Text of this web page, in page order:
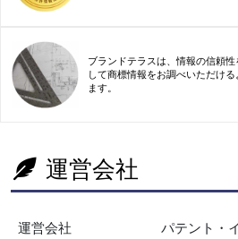
ブランドテラスは、情報の信頼
して商標情報をお調べいただけ
ます。
運営会社
運営会社
パテント・